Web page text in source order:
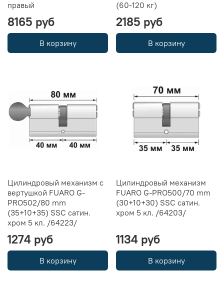
правый
8165 руб
В корзину
(60-120 кг)
2185 руб
В корзину
Цилиндровый механизм с
вертушкой FUARO G-
PRO502/80 mm
(35+10+35) SSC сатин.
хром 5 кл. /64223/
1274 руб
В корзину
Цилиндровый механизм
FUARO G-PRO500/70 mm
(30+10+30) SSC сатин.
хром 5 кл. /64203/
1134 руб
В корзину